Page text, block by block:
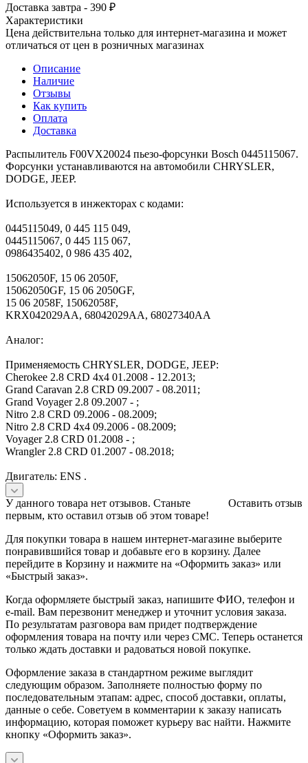
Доставка завтра - 390 ₽
Характеристики
Цена действительна только для интернет-магазина и может
отличаться от цен в розничных магазинах
Описание
Наличие
Отзывы
Как купить
Оплата
Доставка
Распылитель F00VX20024 пьезо-форсунки Bosch 0445115067.
Форсунки устанавливаются на автомобили CHRYSLER,
DODGE, JEEP.
Используется в инжекторах с кодами:
0445115049, 0 445 115 049,
0445115067, 0 445 115 067,
0986435402, 0 986 435 402,
15062050F, 15 06 2050F,
15062050GF, 15 06 2050GF,
15 06 2058F, 15062058F,
KRX042029AA, 68042029AA, 68027340AA
Аналог:
Применяемость CHRYSLER, DODGE, JEEP:
Cherokee 2.8 CRD 4x4 01.2008 - 12.2013;
Grand Caravan 2.8 CRD 09.2007 - 08.2011;
Grand Voyager 2.8 09.2007 - ;
Nitro 2.8 CRD 09.2006 - 08.2009;
Nitro 2.8 CRD 4x4 09.2006 - 08.2009;
Voyager 2.8 CRD 01.2008 - ;
Wrangler 2.8 CRD 01.2007 - 08.2018;
Двигатель: ENS .
Оставить отзыв
У данного товара нет отзывов. Станьте
первым, кто оставил отзыв об этом товаре!
Для покупки товара в нашем интернет-магазине выберите
понравившийся товар и добавьте его в корзину. Далее
перейдите в Корзину и нажмите на «Оформить заказ» или
«Быстрый заказ».
Когда оформляете быстрый заказ, напишите ФИО, телефон и
e-mail. Вам перезвонит менеджер и уточнит условия заказа.
По результатам разговора вам придет подтверждение
оформления товара на почту или через СМС. Теперь останется
только ждать доставки и радоваться новой покупке.
Оформление заказа в стандартном режиме выглядит
следующим образом. Заполняете полностью форму по
последовательным этапам: адрес, способ доставки, оплаты,
данные о себе. Советуем в комментарии к заказу написать
информацию, которая поможет курьеру вас найти. Нажмите
кнопку «Оформить заказ».